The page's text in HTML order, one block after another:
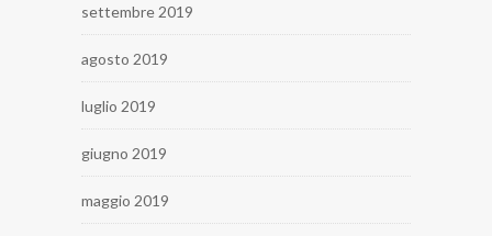
settembre 2019
agosto 2019
luglio 2019
giugno 2019
maggio 2019